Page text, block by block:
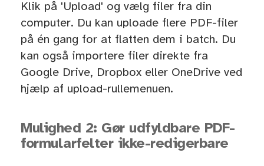
Klik på 'Upload' og vælg filer fra din
computer. Du kan uploade flere PDF-filer
på én gang for at flatten dem i batch. Du
kan også importere filer direkte fra
Google Drive, Dropbox eller OneDrive ved
hjælp af upload-rullemenuen.
Mulighed 2: Gør udfyldbare PDF-
formularfelter ikke-redigerbare